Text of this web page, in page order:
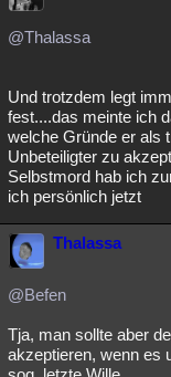
@Thalassa
Und trotzdem legt
fest....das meinte ich
welche Gründe er als
Unbeteiligter zu
Selbstmord hab ich
ich persönlich jetzt
Thalassa
@Befen
Tja, man sollte aber
akzeptieren, wenn es